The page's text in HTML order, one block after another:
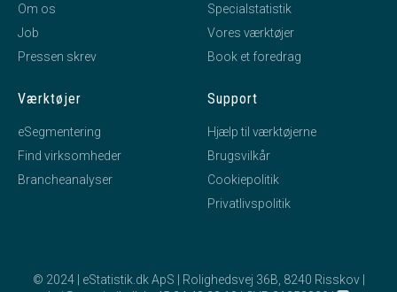
Om os
Job
Pressen skrev
Specialstatistik
Vores værktøjer
Book et foredrag
Værktøjer
eSegmentering
Find virksomheder
Brancheanalyser
Support
Hjælp til værktøjerne
Brugsvilkår
Cookiepolitik
Privatlivspolitik
© 2024 | eStatistik.dk ApS | Rolighedsvej 36B, 8240 Risskov |